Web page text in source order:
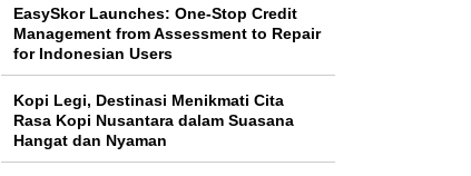
EasySkor Launches: One-Stop Credit
Management from Assessment to Repair
for Indonesian Users
Kopi Legi, Destinasi Menikmati Cita
Rasa Kopi Nusantara dalam Suasana
Hangat dan Nyaman